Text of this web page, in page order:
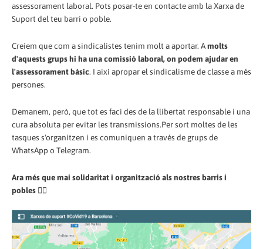
assessorament laboral. Pots posar-te en contacte amb la Xarxa de
Suport del teu barri o poble.
Creiem que com a sindicalistes tenim molt a aportar. Amolts
d'aquests grups hi ha una comissió laboral, on podem ajudar en
l'assessorament bàsic. I així apropar el sindicalisme de classe a més
persones.
Demanem, però, que tot es faci des de la llibertat responsable i una
cura absoluta per evitar les transmissions.Per sort moltes de les
tasques s'organitzen i es comuniquen a través de grups de
WhatsApp o Telegram.
Ara més que mai solidaritat i organització als nostres barris i
pobles ✊🏾